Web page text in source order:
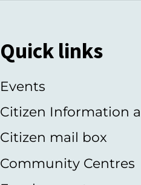
Quick links
Events
Citizen Information
Citizen mail box
Community Centres